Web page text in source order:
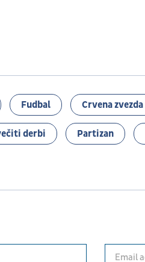
Fudbal Crvena zvezda
derbi Partizan